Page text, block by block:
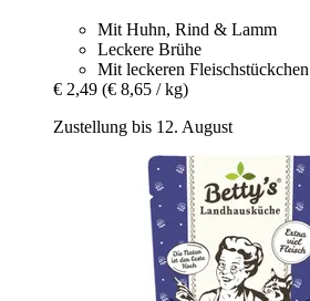
Mit Huhn, Rind & Lamm
Leckere Brühe
Mit leckeren Fleischstückchen
€ 2,49 (€ 8,65 / kg)
Zustellung bis 12. August